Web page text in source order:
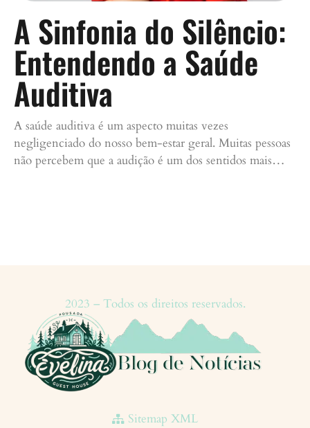
A Sinfonia do Silêncio:
Entendendo a Saúde
Auditiva
A saúde auditiva é um aspecto muitas vezes
negligenciado do nosso bem-estar geral. Muitas pessoas
não percebem que a audição é um dos sentidos mais…
2023 – Todos os direitos reservados.
Sitemap XML